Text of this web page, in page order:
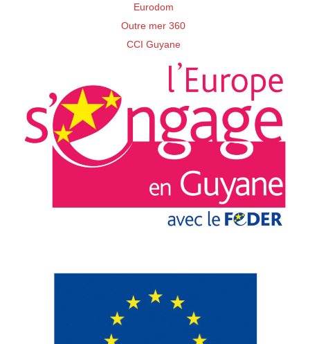
Eurodom
Outre mer 360
CCI Guyane